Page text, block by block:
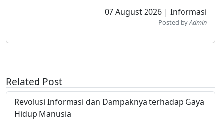
07 August 2026 | Informasi
Posted byAdmin
Related Post
Revolusi Informasi dan Dampaknya terhadap Gaya
Hidup Manusia